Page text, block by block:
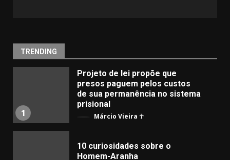
TRENDING
1
Projeto de lei propõe que
presos paguem pelos custos
de sua permanência no sistema
prisional
Márcio Vieira ☥
10 curiosidades sobre o
Homem-Aranha